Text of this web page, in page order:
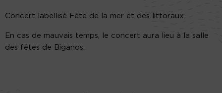
Concert labellisé Fête de la mer et des littoraux.
En cas de mauvais temps, le concert aura lieu à la salle
des fêtes de Biganos.